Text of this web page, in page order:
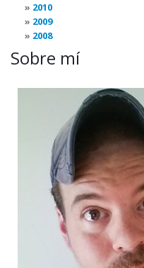
2010
2009
2008
Sobre mí